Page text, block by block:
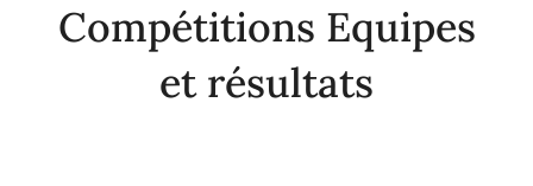
Compétitions Equipes
et résultats